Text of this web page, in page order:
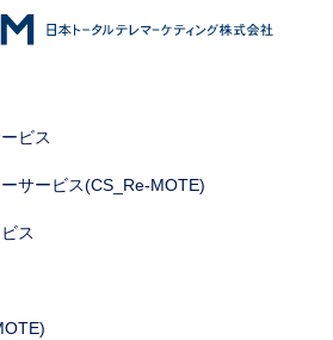
ビス
サービス(CS_Re-MOTE)
ス